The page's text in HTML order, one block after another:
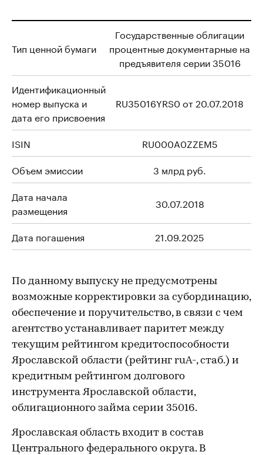
Тип ценной бумаги
Государственные облигации
процентные документарные на
предъявителя серии 35016
Идентификационный
номер выпуска и
дата его присвоения
RU35016YRS0 от 20.07.2018
ISIN
RU000A0ZZEM5
Объем эмиссии
3 млрд руб.
Дата начала
размещения
30.07.2018
Дата погашения 21.09.2025
По данному выпуску не предусмотрены
возможные корректировки за субординацию,
обеспечение и поручительство, в связи с чем
агентство устанавливает паритет между
текущим рейтингом кредитоспособности
Ярославской области (рейтинг ruА-, стаб.) и
кредитным рейтингом долгового
инструмента Ярославской области,
облигационного займа серии 35016.
Ярославская область входит в состав
Центрального федерального округа. В